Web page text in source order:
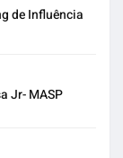
de Influência
Jr- MASP